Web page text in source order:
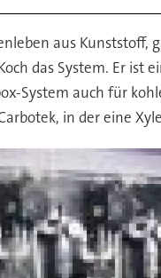
aus Kunststoff,
das System. Er
System auch für
in der eine